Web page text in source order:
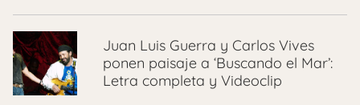
Juan Luis Guerra y Carlos Vives
ponen paisaje a ‘Buscando el Mar’:
Letra completa y Videoclip